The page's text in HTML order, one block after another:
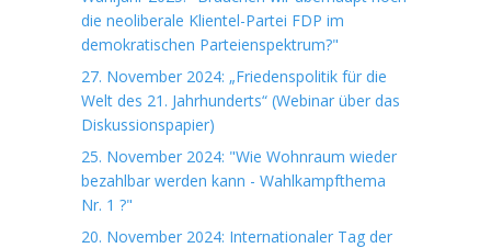
die neoliberale Klientel-Partei FDP im
demokratischen Parteienspektrum?"
27. November 2024: „Friedenspolitik für die
Welt des 21. Jahrhunderts“ (Webinar über das
Diskussionspapier)
25. November 2024: "Wie Wohnraum wieder
bezahlbar werden kann - Wahlkampfthema
Nr. 1 ?"
20. November 2024: Internationaler Tag der